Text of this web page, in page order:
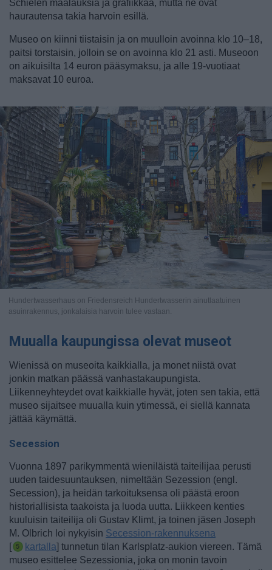
Schielen maalauksia ja grafiikkaa, mutta ne ovat
haurautensa takia harvoin esillä.
Museo on kiinni tiistaisin ja on muulloin avoinna klo 10–18,
paitsi torstaisin, jolloin se on avoinna klo 21 asti. Museoon
on aikuisilta 14 euron pääsymaksu, ja alle 19-vuotiaat
maksavat 10 euroa.
Hundertwasserhaus on Friedensreich Hundertwasserin ainutlaatuinen
asuinrakennus, jonkalaisia harvoin tulee vastaan.
Muualla kaupungissa olevat museot
Wienissä on museoita kaikkialla, ja monet niistä ovat
jonkin matkan päässä vanhastakaupungista.
Liikenneyhteydet ovat kaikkialle hyvät, joten sen takia, että
museo sijaitsee muualla kuin ytimessä, ei siellä kannata
jättää käymättä.
Secession
Vuonna 1897 parikymmentä wieniläistä taiteilijaa perusti
uuden taidesuuntauksen, nimeltään Sezession (engl.
Secession), ja heidän tarkoituksensa oli päästä eroon
historiallisista taakoista ja luoda uutta. Liikkeen kenties
kuuluisin taiteilija oli Gustav Klimt, ja toinen jäsen Joseph
M. Olbrich loi nykyisin Secession-rakennuksena
kartalla ] tunnetun tilan Karlsplatz-aukion viereen. Tämä
museo esittelee Sezessionia, joka on monin tavoin